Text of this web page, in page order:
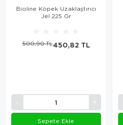
Bioline Köpek Uzaklaştırıcı
Jel 225 Gr
450,82 TL
500,90 TL
Sepete Ekle